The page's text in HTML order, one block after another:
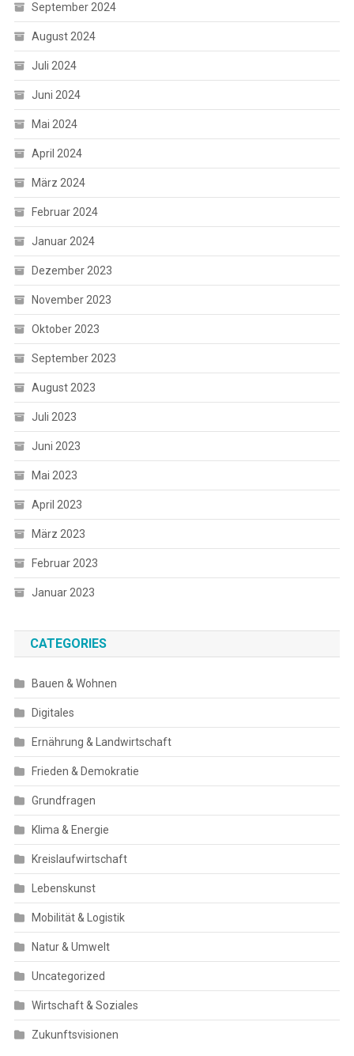
September 2024
August 2024
Juli 2024
Juni 2024
Mai 2024
April 2024
März 2024
Februar 2024
Januar 2024
Dezember 2023
November 2023
Oktober 2023
September 2023
August 2023
Juli 2023
Juni 2023
Mai 2023
April 2023
März 2023
Februar 2023
Januar 2023
CATEGORIES
Bauen & Wohnen
Digitales
Ernährung & Landwirtschaft
Frieden & Demokratie
Grundfragen
Klima & Energie
Kreislaufwirtschaft
Lebenskunst
Mobilität & Logistik
Natur & Umwelt
Uncategorized
Wirtschaft & Soziales
Zukunftsvisionen